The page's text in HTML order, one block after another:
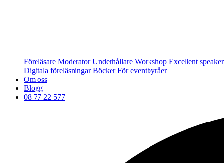
Föreläsare Moderator Underhållare Workshop Excellent speaker
Digitala föreläsningar Böcker För eventbyråer
Om oss
Blogg
08 77 22 577